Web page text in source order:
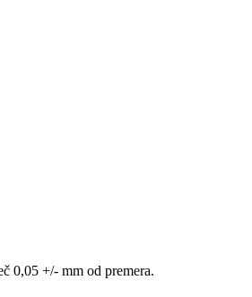
0,05 +/- mm od premera.